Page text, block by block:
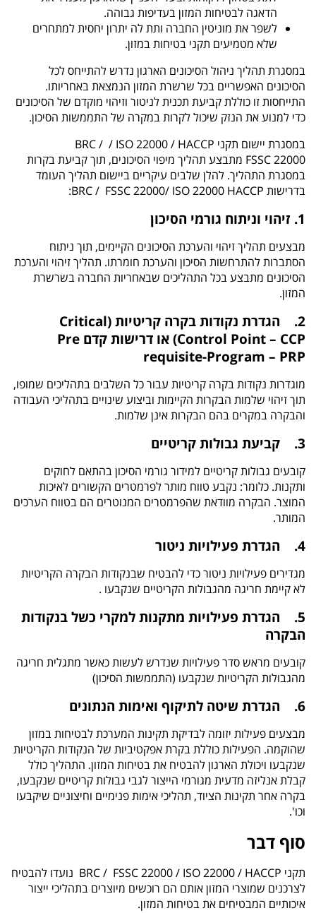
הדאגה לבטיחות המזון בעדיפות גבוהה.
לשפר את מוניטין החברה ותת לה יתרון יחסית למתחרים
שלא מטמיעים תקני בטיחות במזון.
במסגרת תהליך ניהול הסיכונים הארגון נדרש להתייחס לכל
הסיכונים האפשריים בכל שרשרת המזון הנמצאת באחריותו.
התייחסות זו כוללת קביעת תכנית לניטור וזיהוי מוקדם של הסיכונים
כדי למנוע את הנזק שיכול לקרות במקרה של התממשות הסיכון.
במסגרת יישום תקני HACCP
/ 22000
ISO
/ BRC /
FSSC 22000 מתבצע תהליך מיפוי הסיכונים, תוך קביעת בקרות
במסגרת התהליך. להלן שלבים עיקריים ביישום תהליך העומד
בדרישות HACCP
ISO22000:
1. זיהוי וניתוח גורמי הסיכון
מבצעים תהליך זיהוי והערכת הסיכונים הקיימים, תוך ניתוח
הסתברות להתרחשות הסיכון והערכת חומרתו. תהליך זיהוי והערכת
הסיכונים מתבצע בכל התהליכים שבאחריות החברה בשרשרת
המזון.
2. הגדרת נקודות בקרה קריטיות (Critical
Control Point – CCP) או דרישות קדם Pre
requisite-Program – PRP
מוגדרות נקודות בקרה קריטיות עבור כל השלבים בתהליכים שמופו,
תוך זיהוי שלמות הבקרות הקיימות וביצוע שינויים בתהליכי העבודה
והבקרה במקרים בהם הבקרות אינן שלמות.
3. קביעת גבולות קריטיים
קובעים גבולות קריטיים למידור גורמי הסיכון בהתאם לחוקים
ותקנות. כלומר: נקבע טווח מותר לפרמטרים הקשורים לאיכות
המוצר. הבקרה מוודאת שהפרמטרים המנוטרים הם בטווח הערכים
המותר.
4. הגדרת פעילויות ניטור
מגדירים פעילויות ניטור כדי להבטיח שבנקודות הבקרה הקריטיות
לא קיימת חריגה מהגבולות הקריטיים שנקבעו .
5. הגדרת פעילויות מתקנות למקרי כשל בנקודות
הבקרה
קובעים מראש סדר פעילויות שנדרש לעשות כאשר מתגלית חריגה
מהגבולות הקריטיות שנקבעו (התממשות הסיכון)
6. הגדרת שיטה לתיקוף ואימות הנתונים
מבצעים פעילות יזומה לבדיקת תקינות המערכת לבטיחות במזון
שהוקמה. הפעילות כוללת בקרת אפקטיביות של הנקודות הקריטיות
שנקבעו ויכולת הארגון להבטיח את בטיחות המזון. התהליך כולל
קבלת אנליזה מדעית מגורמי הייצור לגבי גבולות קריטיים שנקבעו,
בקרה אחר תקינות הציוד, תהליכי אימות פנימיים וחיצוניים שיקבעו
וכו'.
סוף דבר
תקני HACCP
/ 22000
ISO
/ BRC / FSSC 22000 נועדו להבטיח
לצרכנים שמוצרי המזון אותם הם רוכשים מיוצרים בתהליכי ייצור
איכותיים המבטיחים את בטיחות המזון.